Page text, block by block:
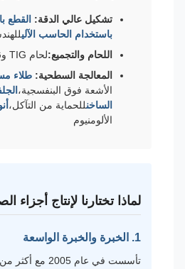
تشكيل عالي الدقة: القطع
باستخدام الحاسب الآلي
اللحام والتجميع:لحام TIG وMIG للقوة والثبات
المعالجة السطحية: طلاء
الأشعة فوق البنفسجية،
الساخنللحماية من التآكل،
الألومنيوم
لماذا تختارنا لإنتاج أجزاء
1. الخبرة والخبرة الواسعة